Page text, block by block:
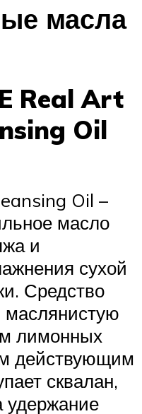
масла
Real Art
Oil
Oil –
масло
и
сухой
Средство
маслянистую
лимонных
действующим
сквалан,
удержание